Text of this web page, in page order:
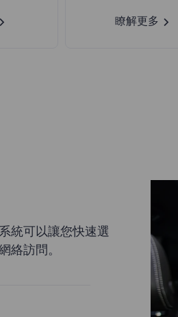
瞭解更多
統可以讓您快速選
絡訪問。